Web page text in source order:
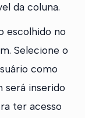
da coluna.
escolhido no
Selecione o
como
será inserido
ter acesso